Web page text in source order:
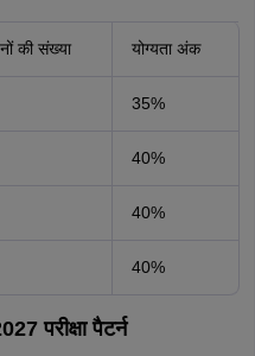
की संख्या योग्यता अंक
35%
40%
40%
40%
परीक्षा पैटर्न